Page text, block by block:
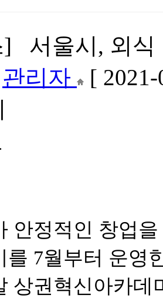
서울시, 외식
관리자 [
안정적인 창업
를 7월부터 운영
상권혁신아카데